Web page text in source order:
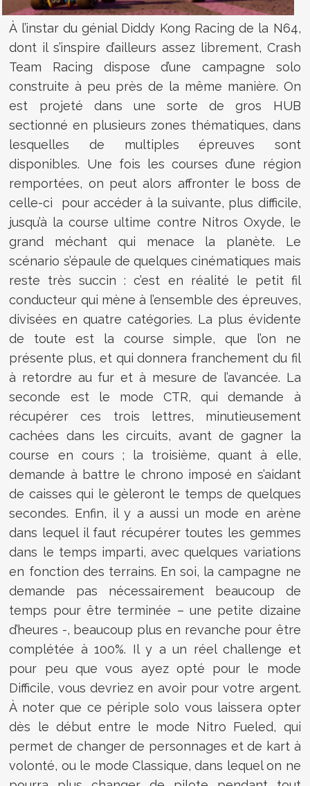
À l’instar du génial Diddy Kong Racing de la N64,
dont il s’inspire d’ailleurs assez librement, Crash
Team Racing dispose d’une campagne solo
construite à peu près de la même manière. On
est projeté dans une sorte de gros HUB
sectionné en plusieurs zones thématiques, dans
lesquelles de multiples épreuves sont
disponibles. Une fois les courses d’une région
remportées, on peut alors affronter le boss de
celle-ci pour accéder à la suivante, plus difficile,
jusqu’à la course ultime contre Nitros Oxyde, le
grand méchant qui menace la planète. Le
scénario s’épaule de quelques cinématiques mais
reste très succin : c’est en réalité le petit fil
conducteur qui mène à l’ensemble des épreuves,
divisées en quatre catégories. La plus évidente
de toute est la course simple, que l’on ne
présente plus, et qui donnera franchement du fil
à retordre au fur et à mesure de l’avancée. La
seconde est le mode CTR, qui demande à
récupérer ces trois lettres, minutieusement
cachées dans les circuits, avant de gagner la
course en cours ; la troisième, quant à elle,
demande à battre le chrono imposé en s’aidant
de caisses qui le gèleront le temps de quelques
secondes. Enfin, il y a aussi un mode en arène
dans lequel il faut récupérer toutes les gemmes
dans le temps imparti, avec quelques variations
en fonction des terrains. En soi, la campagne ne
demande pas nécessairement beaucoup de
temps pour être terminée – une petite dizaine
d’heures -, beaucoup plus en revanche pour être
complétée à 100%. Il y a un réel challenge et
pour peu que vous ayez opté pour le mode
Difficile, vous devriez en avoir pour votre argent.
À noter que ce périple solo vous laissera opter
dès le début entre le mode Nitro Fueled, qui
permet de changer de personnages et de kart à
volonté, ou le mode Classique, dans lequel on ne